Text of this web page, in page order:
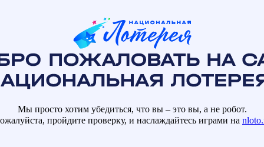
Мы просто хотим убедиться, что вы – это вы, а не робот.
пройдите проверку, и наслаждайтесь играми на